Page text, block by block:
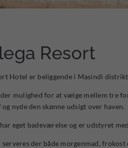
Resort
Hotel er beliggende i Masindi
mulighed for at vælge mellem tre
og nyde den skønne udsigt over haven.
eget badeværelse og er udstyret
der både morgenmad, frokost